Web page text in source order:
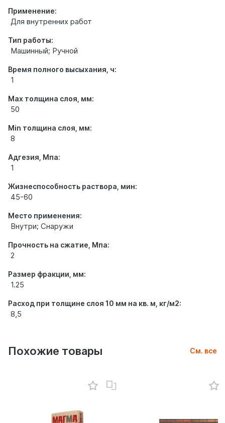
Применение:
Для внутренних работ
Тип работы:
Машинный; Ручной
Время полного высыхания, ч:
1
Max толщина слоя, мм:
50
Min толщина слоя, мм:
8
Адгезия, Мпа:
1
Жизнеспособность раствора, мин:
45-60
Место применения:
Внутри; Снаружи
Прочность на сжатие, Мпа:
2
Размер фракции, мм:
1.25
Расход при толщине слоя 10 мм на кв. м, кг/м2:
8,5
Похожие товары См. все